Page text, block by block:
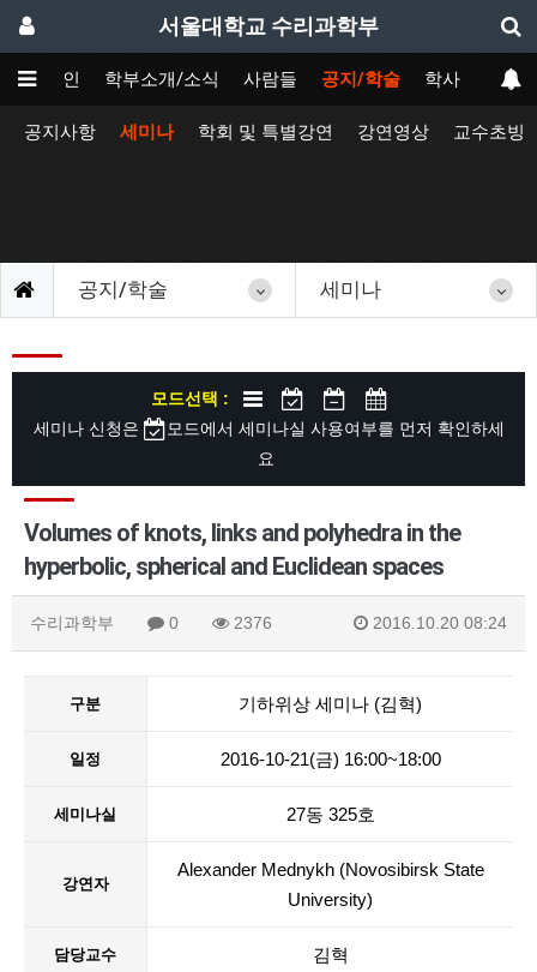
서울대학교 수리과학부
메인 학부소개/소식 사람들 공지/학술 학사
공지사항 세미나 학회 및 특별강연 강연영상 교수초빙
공지/학술 세미나
모드선택 :
세미나 신청은
모드에서 세미나실 사용여부를 먼저 확인하세
요
Volumes of knots, links and polyhedra in the
hyperbolic, spherical and Euclidean spaces
수리과학부 0 2376 2016.10.20 08:24
구분 기하위상 세미나 (김혁)
일정 2016-10-21(금) 16:00~18:00
세미나실 27동 325호
강연자
Alexander Mednykh (Novosibirsk State
University)
담당교수 김혁